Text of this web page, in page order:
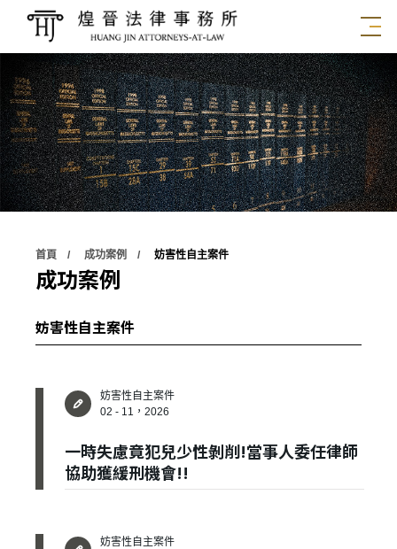
首頁 成功案例 妨害性自主案件
成功案例
妨害性自主案件
02 - 11，2026
一時失慮竟犯兒少性剝削!當事人委任律師
協助獲緩刑機會!!
妨害性自主案件